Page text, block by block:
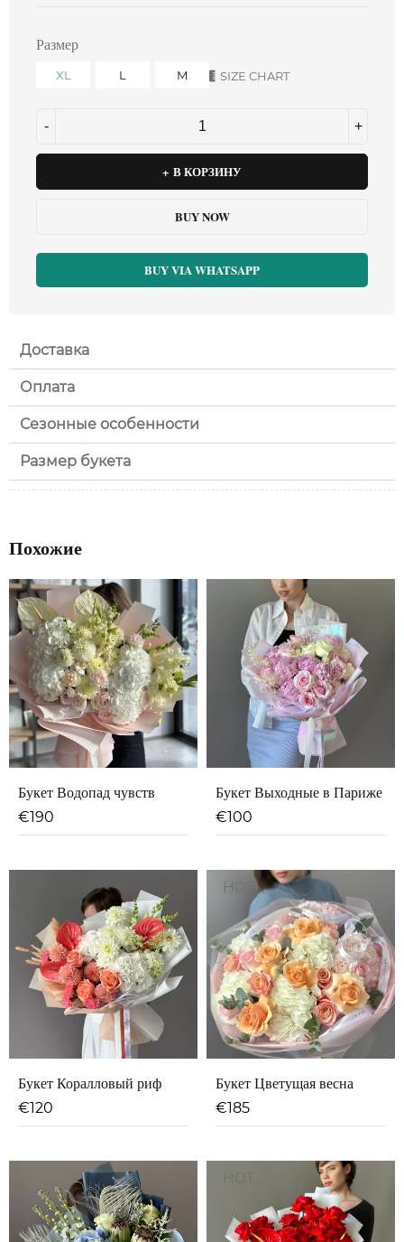
Доставка
Оплата
Сезонные особенности
Размер букета
Размер
XL L M SIZE CHART
В КОРЗИНУ
BUY NOW
BUY VIA WHATSAPP
Похожие
Букет Водопад чувств
€190
Букет Выходные в Париже
€100
Букет Коралловый риф
€120
HOT
Букет Цветущая весна
€185